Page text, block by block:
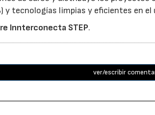
y tecnologías limpias y eficientes en el
Innterconecta STEP.
ver/escribir